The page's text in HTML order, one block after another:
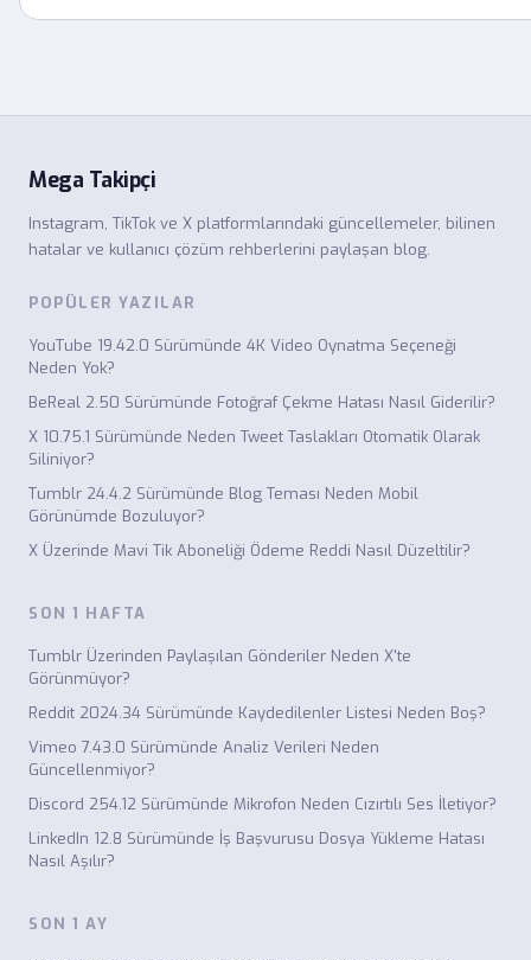
Mega Takipçi
Instagram, TikTok ve X platformlarındaki güncellemeler, bilinen
hatalar ve kullanıcı çözüm rehberlerini paylaşan blog.
POPÜLER YAZILAR
YouTube 19.42.0 Sürümünde 4K Video Oynatma Seçeneği
Neden Yok?
BeReal 2.50 Sürümünde Fotoğraf Çekme Hatası Nasıl Giderilir?
X 10.75.1 Sürümünde Neden Tweet Taslakları Otomatik Olarak
Siliniyor?
Tumblr 24.4.2 Sürümünde Blog Teması Neden Mobil
Görünümde Bozuluyor?
X Üzerinde Mavi Tik Aboneliği Ödeme Reddi Nasıl Düzeltilir?
SON 1 HAFTA
Tumblr Üzerinden Paylaşılan Gönderiler Neden X'te
Görünmüyor?
Reddit 2024.34 Sürümünde Kaydedilenler Listesi Neden Boş?
Vimeo 7.43.0 Sürümünde Analiz Verileri Neden
Güncellenmiyor?
Discord 254.12 Sürümünde Mikrofon Neden Cızırtılı Ses İletiyor?
LinkedIn 12.8 Sürümünde İş Başvurusu Dosya Yükleme Hatası
Nasıl Aşılır?
SON 1 AY